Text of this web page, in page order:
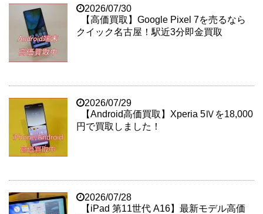
2026/07/30
【高価買取】Google Pixel 7を売るなら
クイック名古屋！駅近3分即金買取
2026/07/29
【Android高価買取】Xperia 5Ⅳを18,000
円で買取しました！
2026/07/28
【iPad 第11世代 A16】最新モデル高価